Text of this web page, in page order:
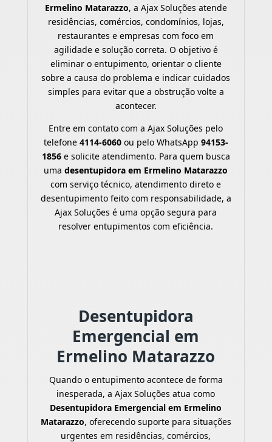
Ermelino Matarazzo, a Ajax Soluções atende
residências, comércios, condomínios, lojas,
restaurantes e empresas com foco em
agilidade e solução correta. O objetivo é
eliminar o entupimento, orientar o cliente
sobre a causa do problema e indicar cuidados
simples para evitar que a obstrução volte a
acontecer.
Entre em contato com a Ajax Soluções pelo
telefone 4114-6060ou pelo WhatsApp 94153-
1856e solicite atendimento. Para quem busca
umadesentupidora em Ermelino Matarazzo
com serviço técnico, atendimento direto e
desentupimento feito com responsabilidade, a
Ajax Soluções é uma opção segura para
resolver entupimentos com eficiência.
Desentupidora
Emergencial em
Ermelino Matarazzo
Quando o entupimento acontece de forma
inesperada, a Ajax Soluções atua como
Desentupidora Emergencial em Ermelino
Matarazzo, oferecendo suporte para situações
urgentes em residências, comércios,